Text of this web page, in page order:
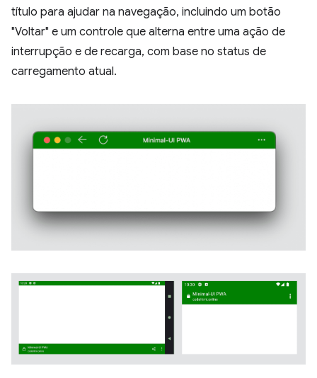
título para ajudar na navegação, incluindo um botão
"Voltar" e um controle que alterna entre uma ação de
interrupção e de recarga, com base no status de
carregamento atual.